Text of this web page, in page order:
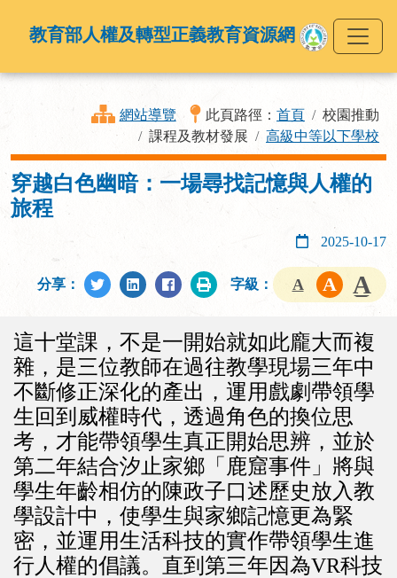
教育部人權及轉型正義教育資源網
網站導覽 此頁路徑： 首頁
校園推動
課程及教材發展
高級中等以下學校
穿越白色幽暗：一場尋找記憶與人權的
旅程
2025-10-17
分享： 字級：
這十堂課，不是一開始就如此龐大而複
雜，是三位教師在過往教學現場三年中
不斷修正深化的產出，運用戲劇帶領學
生回到威權時代，透過角色的換位思
考，才能帶領學生真正開始思辨，並於
第二年結合汐止家鄉「鹿窟事件」將與
學生年齡相仿的陳政子口述歷史放入教
學設計中，使學生與家鄉記憶更為緊
密，並運用生活科技的實作帶領學生進
行人權的倡議。直到第三年因為VR科技